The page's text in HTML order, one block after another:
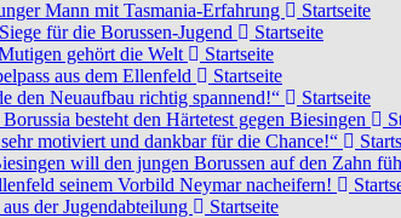
Mann mit Tasmania-Erfahrung
Startseite
für die Borussen-Jugend
Startseite
gehört die Welt
Startseite
aus dem Ellenfeld
Startseite
den Neuaufbau richtig spannend!“
Startseite
besteht den Härtetest gegen Biesingen
motiviert und dankbar für die Chance!“
will den jungen Borussen auf den Zahn
seinem Vorbild Neymar nacheifern!
der Jugendabteilung
Startseite